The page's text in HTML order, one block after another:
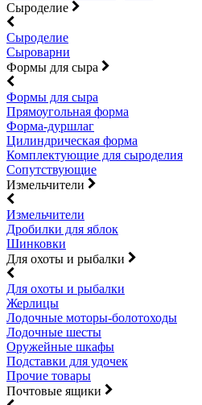
Сыроделие
Сыроделие
Сыроварни
Формы для сыра
Формы для сыра
Прямоугольная форма
Форма-дуршлаг
Цилиндрическая форма
Комплектующие для сыроделия
Сопутствующие
Измельчители
Измельчители
Дробилки для яблок
Шинковки
Для охоты и рыбалки
Для охоты и рыбалки
Жерлицы
Лодочные моторы-болотоходы
Лодочные шесты
Оружейные шкафы
Подставки для удочек
Прочие товары
Почтовые ящики